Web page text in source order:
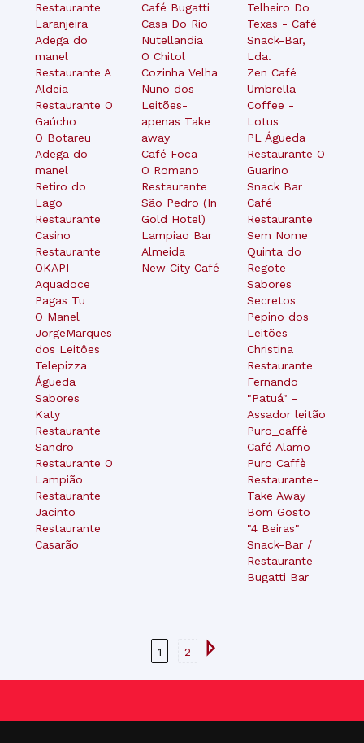
Restaurante
Laranjeira
Adega do
manel
Restaurante A
Aldeia
Restaurante O
Gaúcho
O Botareu
Adega do
manel
Retiro do
Lago
Restaurante
Casino
Restaurante
OKAPI
Aquadoce
Pagas Tu
O Manel
JorgeMarques
dos Leitôes
Telepizza
Águeda
Sabores
Katy
Restaurante
Sandro
Restaurante O
Lampião
Restaurante
Jacinto
Restaurante
Casarão
Café Bugatti
Casa Do Rio
Nutellandia
O Chitol
Cozinha Velha
Nuno dos
Leitões-
apenas Take
away
Café Foca
O Romano
Restaurante
São Pedro (In
Gold Hotel)
Lampiao Bar
Almeida
New City Café
Telheiro Do
Texas - Café
Snack-Bar,
Lda.
Zen Café
Umbrella
Coffee -
Lotus
PL Águeda
Restaurante O
Guarino
Snack Bar
Café
Restaurante
Sem Nome
Quinta do
Regote
Sabores
Secretos
Pepino dos
Leitões
Christina
Restaurante
Fernando
"Patuá" -
Assador leitão
Puro_caffè
Café Alamo
Puro Caffè
Restaurante-
Take Away
Bom Gosto
"4 Beiras"
Snack-Bar /
Restaurante
Bugatti Bar
1 2